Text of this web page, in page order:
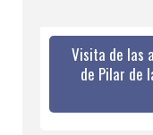
Visita de las
de Pilar de